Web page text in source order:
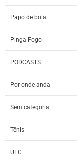
Papo de bola
Pinga Fogo
PODCASTS
Por onde anda
Sem categoria
Tênis
UFC